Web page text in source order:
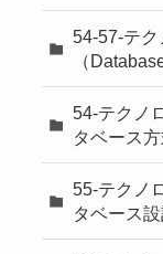
54-57-テ
（Database
54-テクノ
タベース
55-テクノ
タベース